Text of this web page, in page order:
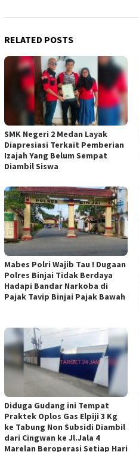
RELATED POSTS
SMK Negeri 2 Medan Layak
Diapresiasi Terkait Pemberian
Izajah Yang Belum Sempat
Diambil Siswa
Mabes Polri Wajib Tau ! Dugaan
Polres Binjai Tidak Berdaya
Hadapi Bandar Narkoba di
Pajak Tavip Binjai Pajak Bawah
Diduga Gudang ini Tempat
Praktek Oplos Gas Elpiji 3 Kg
ke Tabung Non Subsidi Diambil
dari Cingwan ke Jl.Jala 4
Marelan Beroperasi Setiap Hari